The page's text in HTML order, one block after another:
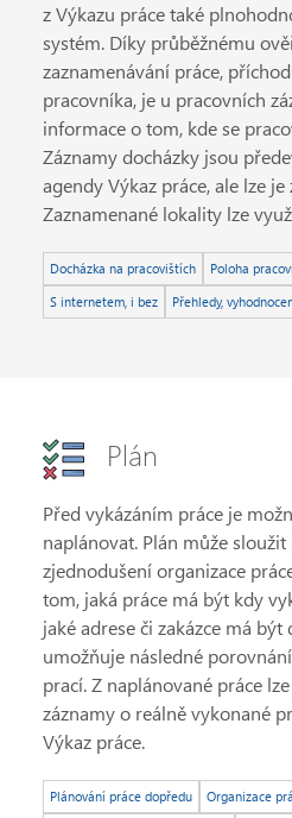
z Výkazu práce také
systém. Díky průběžnému
zaznamenávání práce,
pracovníka, je u pracovních
informace o tom, kde se
Záznamy docházky jsou
agendy Výkaz práce, ale lze
Zaznamenané lokality lze
Docházka na pracovištích
Poloha
S internetem, i bez
Přehledy,
Plán
Před vykázáním práce je
naplánovat. Plán může
zjednodušení organizace
tom, jaká práce má být kdy
jaké adrese či zakázce má být
umožňuje následné
prací. Z naplánované práce
záznamy o reálně vykonané
Výkaz práce.
Plánování práce dopředu
Organizace